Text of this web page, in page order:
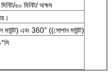
৬০ মিনিট/ অক্ষম
এবং 360° ((সোপান মাউন্ট)